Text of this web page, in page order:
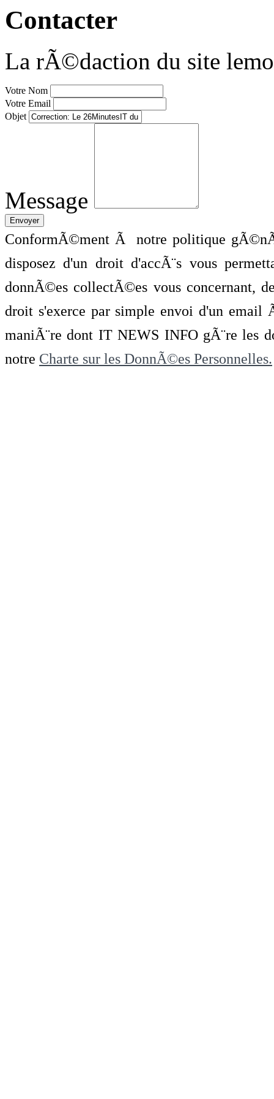
Contacter
La rÃ©daction du site
Votre Nom
Votre Email
Objet
Message
ConformÃ©ment Ã notre politique
disposez d'un droit d'accÃ¨s vous
donnÃ©es collectÃ©es vous concernant,
droit s'exerce par simple envoi d'un
maniÃ¨re dont IT NEWS INFO gÃ¨re les
notre Charte sur les DonnÃ©es Personnelles.